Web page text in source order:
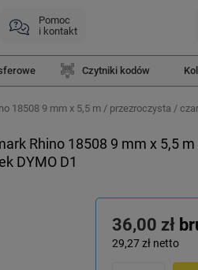
Pomoc
i kontakt
Czytniki kodów
18508 9 mm x 5,5 m / przezroczysta /
Rhino 18508 9 mm x 5,5
DYMO D1
36,00 zł
29,27 zł netto